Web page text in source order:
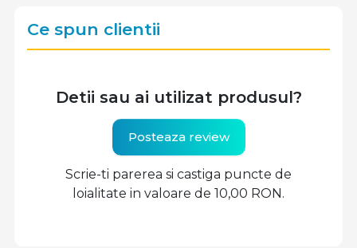
Ce spun clientii
Detii sau ai utilizat produsul?
Posteaza review
Scrie-ti parerea si castiga puncte de
loialitate in valoare de 10,00 RON.